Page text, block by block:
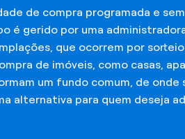
de compra programada e
é gerido por uma
que ocorrem por
de imóveis, como casas,
um fundo comum, de
alternativa para quem deseja